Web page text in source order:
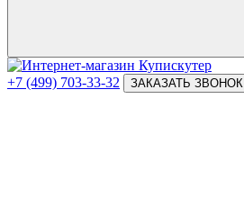
+7 (499) 703-33-32 ЗАКАЗАТЬ ЗВОНОК